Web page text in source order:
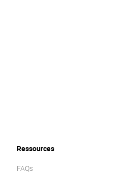
Ressources
FAQs